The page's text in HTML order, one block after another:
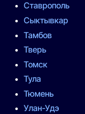
Ставрополь
Сыктывкар
Тамбов
Тверь
Томск
Тула
Тюмень
Улан-Удэ